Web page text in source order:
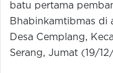
batu pertama
Bhabinkamtibmas di
Desa Cemplang,
Serang, Jumat (19/